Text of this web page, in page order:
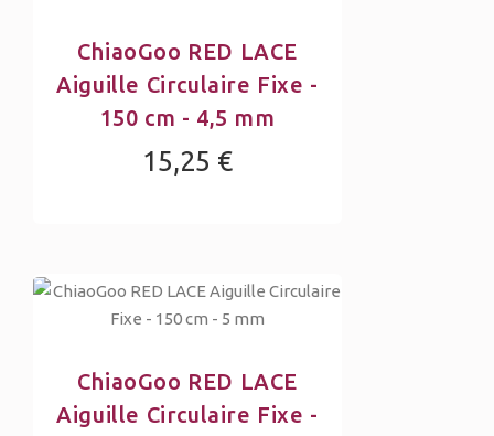
ChiaoGoo RED LACE
Aiguille Circulaire Fixe -
150 cm - 4,5 mm
15,25 €
ChiaoGoo RED LACE
Aiguille Circulaire Fixe -